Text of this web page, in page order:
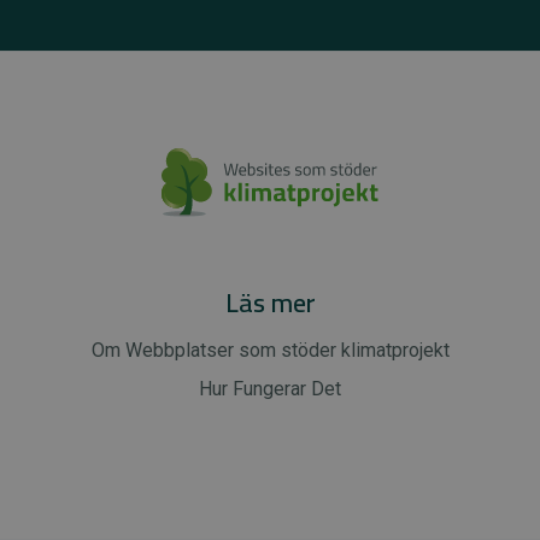
Läs mer
Om Webbplatser som stöder klimatprojekt
Hur Fungerar Det